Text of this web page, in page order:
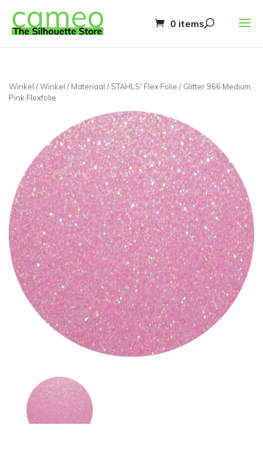
0 items
Winkel /Winkel / Materiaal / STAHLS' Flex Folie / Glitter 966 Medium
Pink Flexfolie